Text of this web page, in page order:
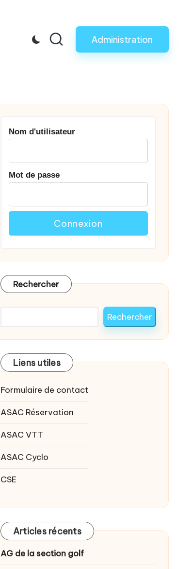
Administration
Nom d'utilisateur
Mot de passe
Rechercher
Rechercher
Liens utiles
Formulaire de contact
ASAC Réservation
ASAC VTT
ASAC Cyclo
CSE
Articles récents
AG de la section golf